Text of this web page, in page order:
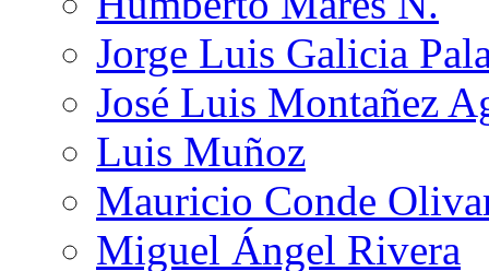
Jorge Luis Galicia
José Luis Montañez
Luis Muñoz
Mauricio Conde
Miguel Ángel Rivera